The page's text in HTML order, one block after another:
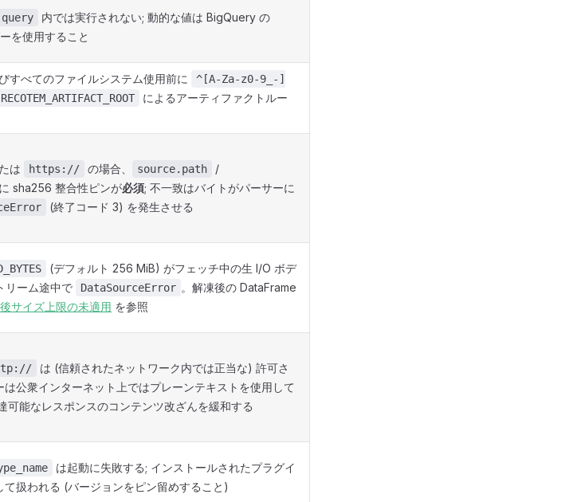
内では実行されない; 動的な値は BigQuery の
を使用すること
すべてのファイルシステム使用前に
^[A-Za-z0-9_-]
RECOTEM_ARTIFACT_ROOT
によるアーティファクトルー
は https:// の場合、 source.path /
に sha256 整合性ピンが必須; 不一致はバイトがパーサーに
(終了コード 3) を発生させる
(デフォルト 256 MiB) がフェッチ中の生 I/O ボデ
リーム途中で
DataSourceError 。解凍後の DataFrame
サイズ上限の未適用 を参照
は (信頼されたネットワーク内では正当な) 許可さ
公衆インターネット上ではプレーンテキストを使用して
可能なレスポンスのコンテンツ改ざんを緩和する
は起動に失敗する; インストールされたプラグイ
て扱われる (バージョンをピン留めすること)